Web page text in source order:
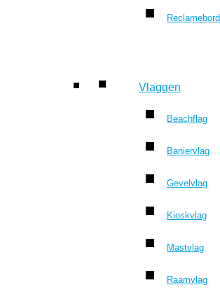
Reclamebord
Vlaggen
Beachflag
Baniervlag
Gevelvlag
Kioskvlag
Mastvlag
Raamvlag